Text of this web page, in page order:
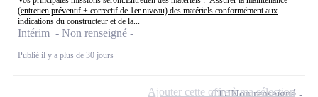
(entretien préventif + correctif de 1er niveau) des matériels conformément aux
indications du constructeur et de la...
Intérim - Non renseigné
Publié il y a plus de 30 jours
CDINon renseigné
Ajouter cette offre à ma sélection